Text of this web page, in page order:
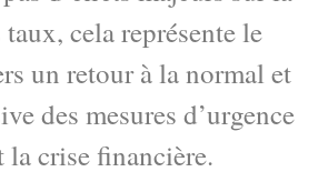
cela représente le
un retour à la normal et
des mesures d’urgence
la crise financière.